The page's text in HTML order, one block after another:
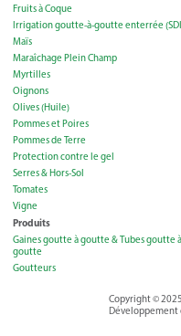
Fruits à Coque
Irrigation goutte-à-goutte enterrée
Maïs
Maraîchage Plein Champ
Myrtilles
Oignons
Olives (Huile)
Pommes et Poires
Pommes de Terre
Protection contre le gel
Serres & Hors-Sol
Tomates
Vigne
Produits
Gaines goutte à goutte & Tubes goutte à
goutte
Goutteurs
Copyright ©
Développement